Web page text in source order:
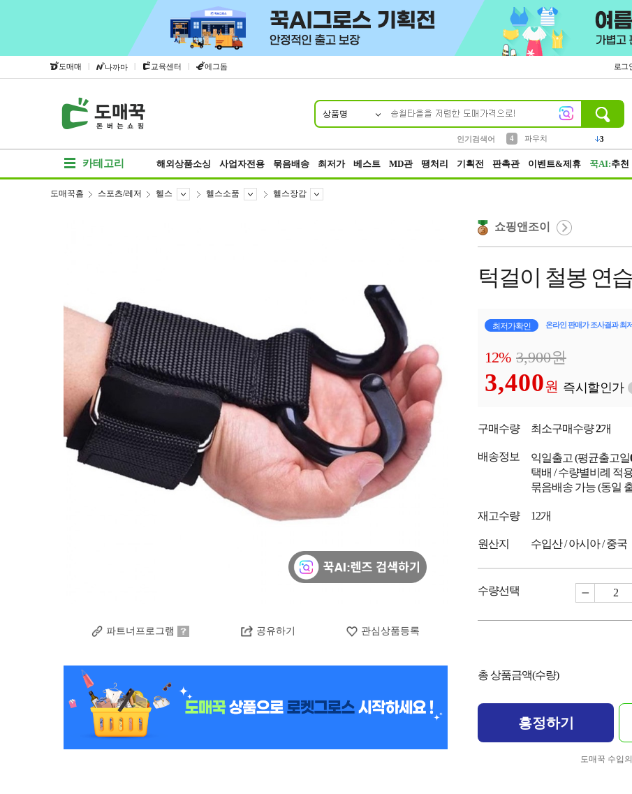
도매매 | 나까마 | 교육센터 | 에그돔 로그
상품명
인기검색어
4
파우치
3
카테고리 해외상품소싱 사업자전용 묶음배송 최저가 베스트 MD관 땡처리 기획전 판촉관 이벤트&제휴 꾹AI:추천
도매꾹홈 스포츠/레저 헬스 헬스소품 헬스장갑
파트너프로그램 공유하기 관심상품등록
쇼핑앤조이
턱걸이 철봉 연
최저가확인 온라인 판매가 조사결과 최
12% 3,900원
3,400원 즉시할인가
구매수량 최소구매수량2개
배송정보 익일출고 (평균출고일
택배 / 수량별비례 적
묶음배송 가능 (동일
재고수량 12개
원산지 수입산 / 아시아 / 중국
수량선택
총 상품금액(수량)
흥정하기
도매꾹 수입